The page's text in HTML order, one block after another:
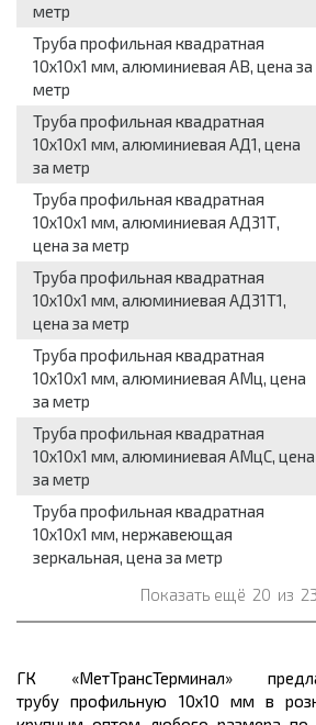
метр
Труба профильная квадратная
10x10x1 мм, алюминиевая АВ, цена за
метр
Труба профильная квадратная
10x10x1 мм, алюминиевая АД1, цена
за метр
Труба профильная квадратная
10x10x1 мм, алюминиевая АД31Т,
цена за метр
Труба профильная квадратная
10x10x1 мм, алюминиевая АД31Т1,
цена за метр
Труба профильная квадратная
10x10x1 мм, алюминиевая АМц, цена
за метр
Труба профильная квадратная
10x10x1 мм, алюминиевая АМцС, цена
за метр
Труба профильная квадратная
10x10x1 мм, нержавеющая
зеркальная, цена за метр
Показать ещё 20 из 23
ГК «МетТрансТерминал»
трубу профильную 10х10 мм в